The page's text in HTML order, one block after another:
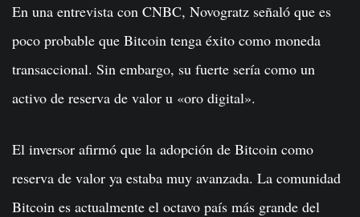
En una entrevista con CNBC, Novogratz señaló que es
poco probable que Bitcoin tenga éxito como moneda
transaccional. Sin embargo, su fuerte sería como un
activo de reserva de valor u «oro digital».
El inversor afirmó que la adopción de Bitcoin como
reserva de valor ya estaba muy avanzada. La comunidad
Bitcoin es actualmente el octavo país más grande del